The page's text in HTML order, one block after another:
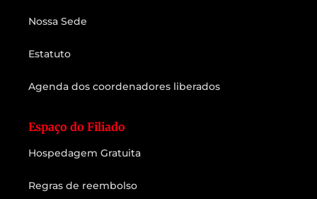
Nossa Sede
Estatuto
Agenda dos coordenadores liberados
Espaço do Filiado
Hospedagem Gratuita
Regras de reembolso